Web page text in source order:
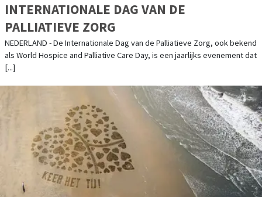
INTERNATIONALE DAG VAN DE
PALLIATIEVE ZORG
NEDERLAND - De Internationale Dag van de Palliatieve Zorg, ook bekend
als World Hospice and Palliative Care Day, is een jaarlijks evenement dat
[...]